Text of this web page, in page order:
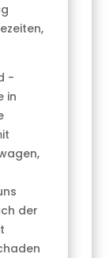
-
in
der